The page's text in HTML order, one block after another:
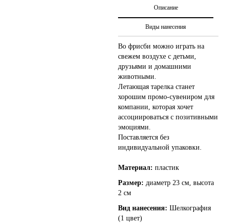
Описание
Виды нанесения
Во фрисби можно играть на
свежем воздухе с детьми,
друзьями и домашними
животными.
Летающая тарелка станет
хорошим промо-сувениром для
компании, которая хочет
ассоциироваться с позитивными
эмоциями.
Поставляется без
индивидуальной упаковки.
Материал: пластик
Размер: диаметр 23 см, высота
2 см
Вид нанесения: Шелкография
(1 цвет)